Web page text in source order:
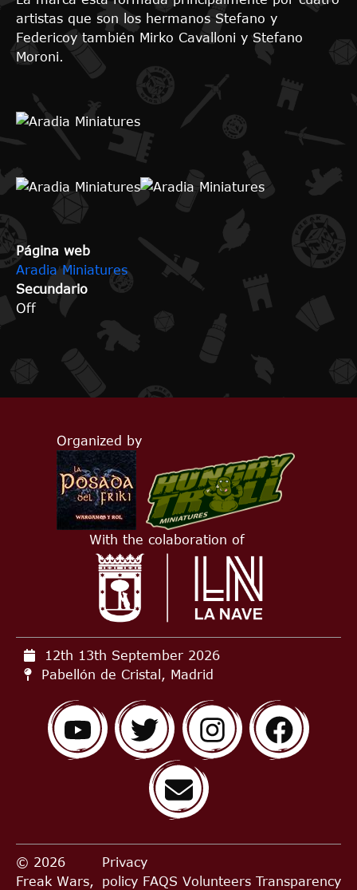
artistas que son los hermanos Stefano y
Federicoy también Mirko Cavalloni y Stefano
Moroni.
Página web
Aradia Miniatures
Secundario
Off
Organized by
With the colaboration of
12th 13th September 2026
Pabellón de Cristal, Madrid
© 2026
Freak Wars,
Privacy
policy FAQS Volunteers Transparency